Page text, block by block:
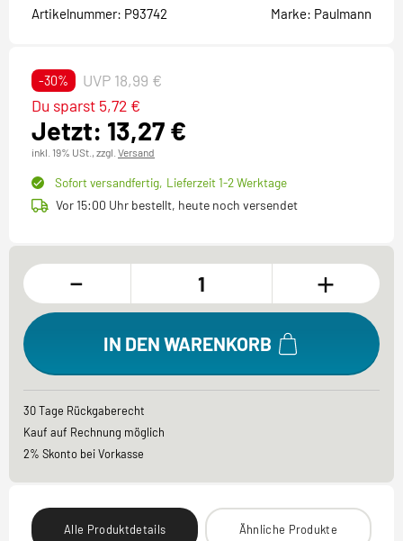
Artikelnummer: P93742 Marke: Paulmann
-30% UVP 18,99 €
Jetzt: 13,27 €
Du sparst 5,72 €
inkl. 19% USt., zzgl. Versand
Sofort versandfertig, Lieferzeit 1-2 Werktage
Vor 15:00 Uhr bestellt, heute noch versendet
- +
IN DEN WARENKORB
30 Tage Rückgaberecht
Kauf auf Rechnung möglich
2% Skonto bei Vorkasse
Alle Produktdetails Ähnliche Produkte